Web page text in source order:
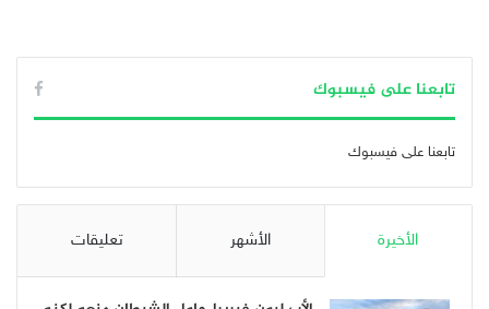
تابعنا على فيسبوك
تابعنا على فيسبوك
الأخيرة الأشهر تعليقات